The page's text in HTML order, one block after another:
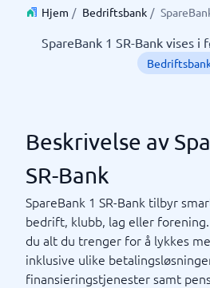
Hjem / Bedriftsbank /
SpareBank 1 SR-Bank vises
Beskrivelse av
SR-Bank
SpareBank 1 SR-Bank tilbyr
bedrift, klubb, lag eller
du alt du trenger for å lykkes
inklusive ulike
finansieringstjenester samt